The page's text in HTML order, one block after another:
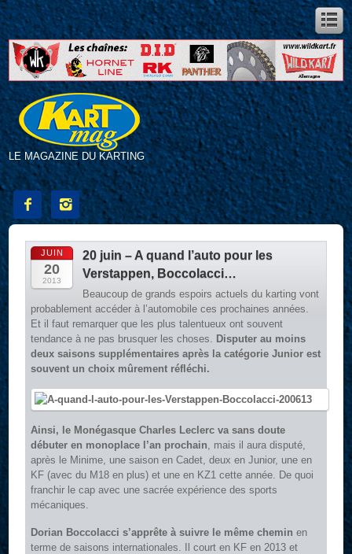
LE MAGAZINE DU KARTING
 
JUIN
20
2013
20 juin – A quand l’auto pour les
Verstappen, Boccolacci…
Beaucoup de grands espoirs actuels du karting vont
probablement accéder à l’automobile ces prochaines années.
Et il faut remarquer que les plus talentueux ont souvent
tendance à ne pas brusquer les choses.
Disputer au moins
deux saisons supplémentaires après la catégorie Junior est
souvent un choix mûrement réfléchi.
Ainsi, le Monégasque Charles Leclerc va sans doute
débuter en monoplace l’an prochain, mais il aura disputé,
après le Minime, une saison en Cadet, deux en Junior, une en
KF (avec du M18 en plus) et une en KZ1 cette année. De quoi
franchir le cap avec une sacrée expérience des sports
mécaniques.
Dorian Boccolacci s’apprête à suivre le même cheminen
terme de saisons internationales. Il court en KF en 2013 et